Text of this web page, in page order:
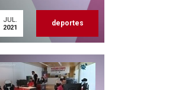
JUL.
2021
deportes